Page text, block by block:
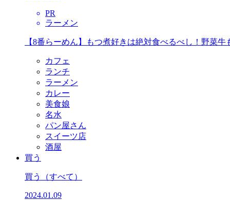
PR
ラーメン
【8番らーめん】もつ煮好きは絶対食べるべし！野菜
カフェ
ランチ
ラーメン
カレー
美食娘
名水
パン屋さん
スイーツ店
酒屋
買う
買う （すべて）
2024.01.09